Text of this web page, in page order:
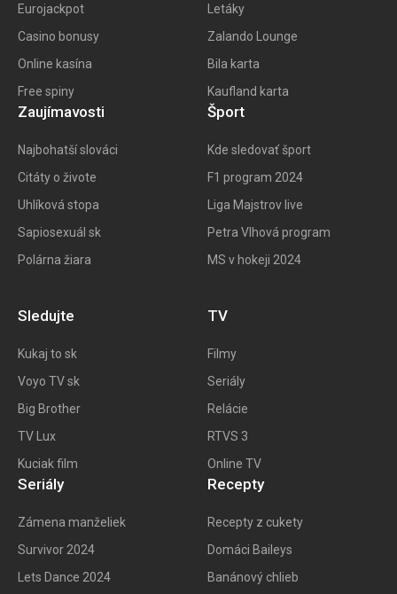
Eurojackpot
Casino bonusy
Online kasína
Free spiny
Letáky
Zalando Lounge
Bila karta
Kaufland karta
Zaujímavosti
Najbohatší slováci
Citáty o živote
Uhlíková stopa
Sapiosexuál sk
Polárna žiara
Šport
Kde sledovať šport
F1 program 2024
Liga Majstrov live
Petra Vlhová program
MS v hokeji 2024
Sledujte
Kukaj to sk
Voyo TV sk
Big Brother
TV Lux
Kuciak film
TV
Filmy
Seriály
Relácie
RTVS 3
Online TV
Seriály
Zámena manželiek
Survivor 2024
Lets Dance 2024
Recepty
Recepty z cukety
Domáci Baileys
Banánový chlieb